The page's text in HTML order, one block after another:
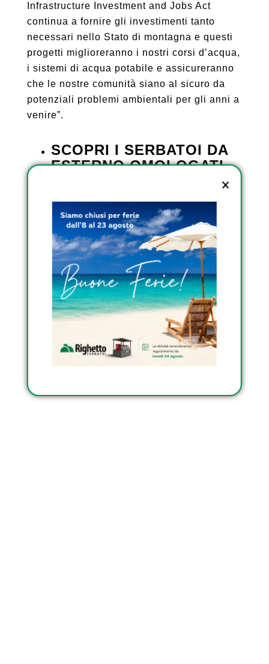
Infrastructure Investment and Jobs Act
continua a fornire gli investimenti tanto
necessari nello Stato di montagna e questi
progetti miglioreranno i nostri corsi d’acqua,
i sistemi di acqua potabile e assicureranno
che le nostre comunità siano al sicuro da
potenziali problemi ambientali per gli anni a
venire”.
SCOPRI I SERBATOI DA
ESTERNO OMOLOGATI
INTERRATI DI RIGHETTO
SCOPRI I SERBATOI
TRASPORTABILI
OMOLOGATI DI
RIGHETTO
Condividi